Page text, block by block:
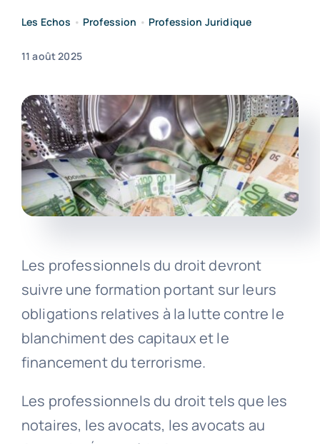
Les Echos • Profession • Profession Juridique
11 août 2025
Les professionnels du droit devront
suivre une formation portant sur leurs
obligations relatives à la lutte contre le
blanchiment des capitaux et le
financement du terrorisme.
Les professionnels du droit tels que les
notaires, les avocats, les avocats au